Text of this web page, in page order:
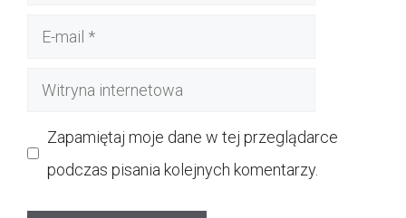
Witryna
Zapamiętaj moje dane w tej przeglądarce
podczas pisania kolejnych komentarzy.